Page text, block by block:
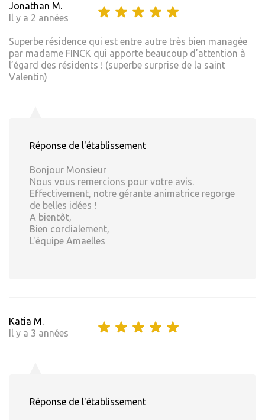
Jonathan M.
Il y a 2 années
Superbe résidence qui est entre autre très bien managée
par madame FINCK qui apporte beaucoup d’attention à
l’égard des résidents ! (superbe surprise de la saint
Valentin)
Réponse de l'établissement
Bonjour Monsieur
Nous vous remercions pour votre avis.
Effectivement, notre gérante animatrice regorge
de belles idées !
A bientôt,
Bien cordialement,
L'équipe Amaelles
Katia M.
Il y a 3 années
Réponse de l'établissement